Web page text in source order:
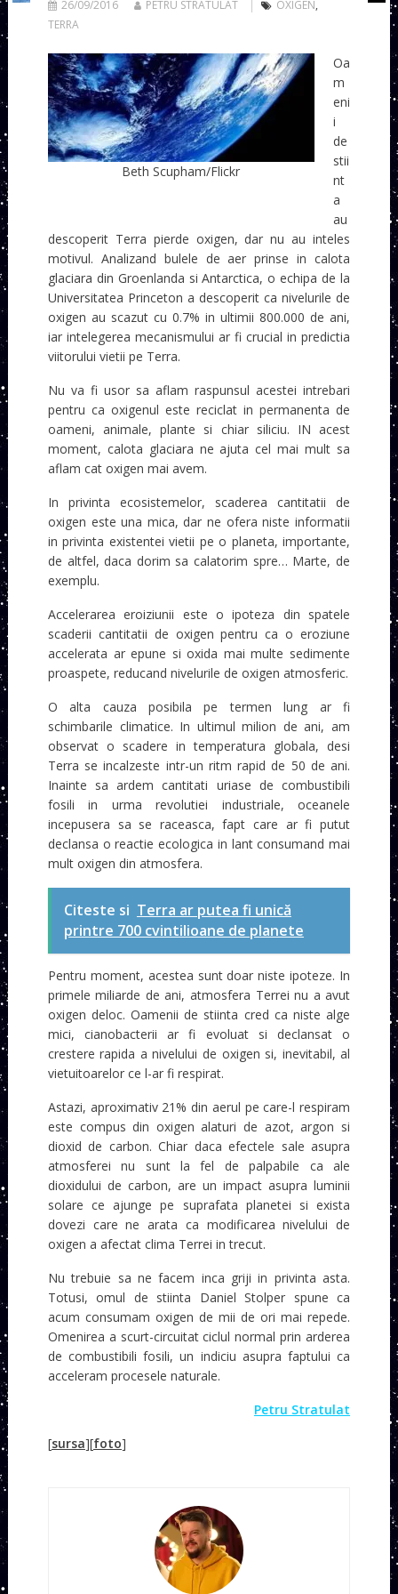
26/09/2016 PETRU STRATULAT OXIGEN,
TERRA
Beth Scupham/Flickr
Oa
m
eni
i
de
stii
nt
a
au
descoperit Terra pierde oxigen, dar nu au inteles
motivul. Analizand bulele de aer prinse in calota
glaciara din Groenlanda si Antarctica, o echipa de la
Universitatea Princeton a descoperit ca nivelurile de
oxigen au scazut cu 0.7% in ultimii 800.000 de ani,
iar intelegerea mecanismului ar fi crucial in predictia
viitorului vietii pe Terra.
Nu va fi usor sa aflam raspunsul acestei intrebari
pentru ca oxigenul este reciclat in permanenta de
oameni, animale, plante si chiar siliciu. IN acest
moment, calota glaciara ne ajuta cel mai mult sa
aflam cat oxigen mai avem.
In privinta ecosistemelor, scaderea cantitatii de
oxigen este una mica, dar ne ofera niste informatii
in privinta existentei vietii pe o planeta, importante,
de altfel, daca dorim sa calatorim spre… Marte, de
exemplu.
Accelerarea eroiziunii este o ipoteza din spatele
scaderii cantitatii de oxigen pentru ca o eroziune
accelerata ar epune si oxida mai multe sedimente
proaspete, reducand nivelurile de oxigen atmosferic.
O alta cauza posibila pe termen lung ar fi
schimbarile climatice. In ultimul milion de ani, am
observat o scadere in temperatura globala, desi
Terra se incalzeste intr-un ritm rapid de 50 de ani.
Inainte sa ardem cantitati uriase de combustibili
fosili in urma revolutiei industriale, oceanele
incepusera sa se raceasca, fapt care ar fi putut
declansa o reactie ecologica in lant consumand mai
mult oxigen din atmosfera.
Citeste si Terra ar putea fi unică
printre 700 cvintilioane de planete
Pentru moment, acestea sunt doar niste ipoteze. In
primele miliarde de ani, atmosfera Terrei nu a avut
oxigen deloc. Oamenii de stiinta cred ca niste alge
mici, cianobacterii ar fi evoluat si declansat o
crestere rapida a nivelului de oxigen si, inevitabil, al
vietuitoarelor ce l-ar fi respirat.
Astazi, aproximativ 21% din aerul pe care-l respiram
este compus din oxigen alaturi de azot, argon si
dioxid de carbon. Chiar daca efectele sale asupra
atmosferei nu sunt la fel de palpabile ca ale
dioxidului de carbon, are un impact asupra luminii
solare ce ajunge pe suprafata planetei si exista
dovezi care ne arata ca modificarea nivelului de
oxigen a afectat clima Terrei in trecut.
Nu trebuie sa ne facem inca griji in privinta asta.
Totusi, omul de stiinta Daniel Stolper spune ca
acum consumam oxigen de mii de ori mai repede.
Omenirea a scurt-circuitat ciclul normal prin arderea
de combustibili fosili, un indiciu asupra faptului ca
acceleram procesele naturale.
Petru Stratulat
[sursa][foto]